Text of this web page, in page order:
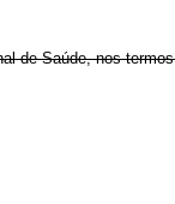
de Saúde, nos